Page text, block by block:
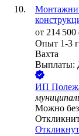
от 214 500
Опыт 1-3
Вахта
Выплаты:
ИП
Можно